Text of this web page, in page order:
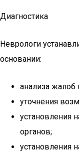
Диагностика
Неврологи
основании:
анализа жалоб
уточнения
установления
органов;
установления